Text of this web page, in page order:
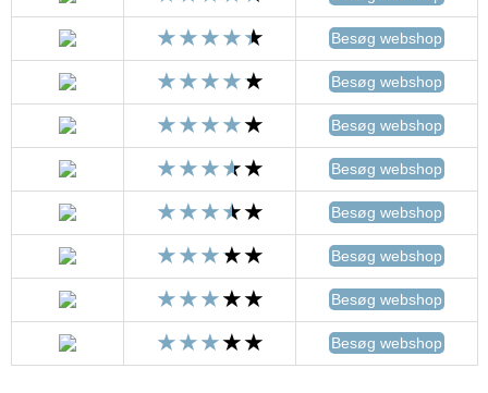
Besøg webshop
Besøg webshop
Besøg webshop
Besøg webshop
Besøg webshop
Besøg webshop
Besøg webshop
Besøg webshop